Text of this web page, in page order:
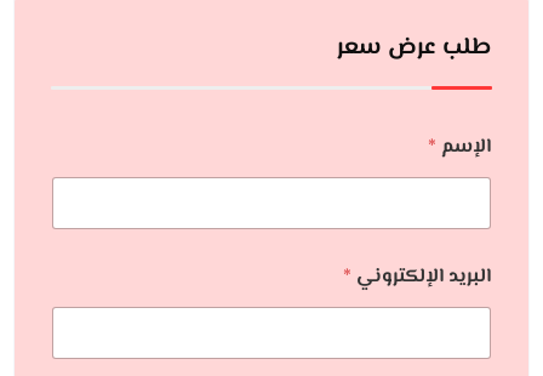
طلب عرض سعر
الإسم *
البريد الإلكتروني *